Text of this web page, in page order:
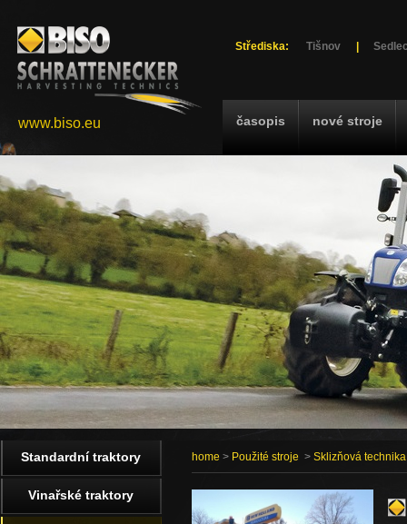
Střediska: Tišnov
časopis nové stroje
www.biso.eu
home > Použité stroje > Sklizňová technika
Standardní traktory
Vinařské traktory